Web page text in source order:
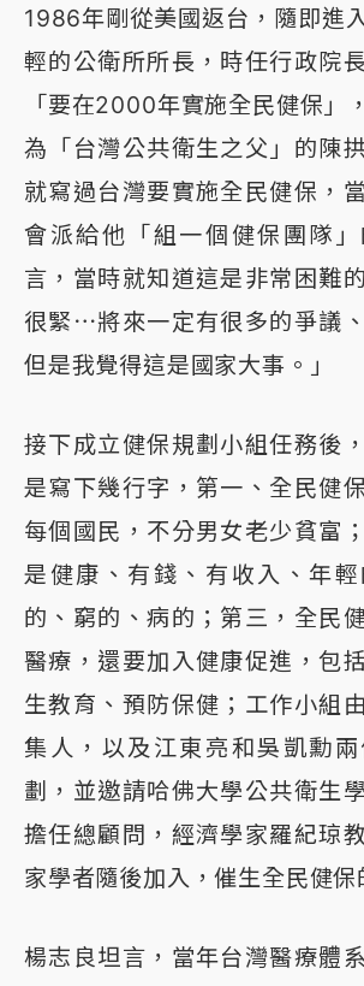
1986年剛從美國返台，隨即進
輕的公衛所所長，時任行政院
「要在2000年實施全民健保」
為「台灣公共衛生之父」的陳
就寫過台灣要實施全民健保，
會派給他「組一個健保團隊
言，當時就知道這是非常困難
很緊⋯將來一定有很多的爭議
但是我覺得這是國家大事。」
接下成立健保規劃小組任務後
是寫下幾行字，第一、全民健
每個國民，不分男女老少貧富
是健康、有錢、有收入、年
的、窮的、病的；第三，全民
醫療，還要加入健康促進，包
生教育、預防保健；工作小組
集人，以及江東亮和吳凱勳
劃，並邀請哈佛大學公共衛生
擔任總顧問，經濟學家羅紀琼
家學者隨後加入，催生全民健保
楊志良坦言，當年台灣醫療體